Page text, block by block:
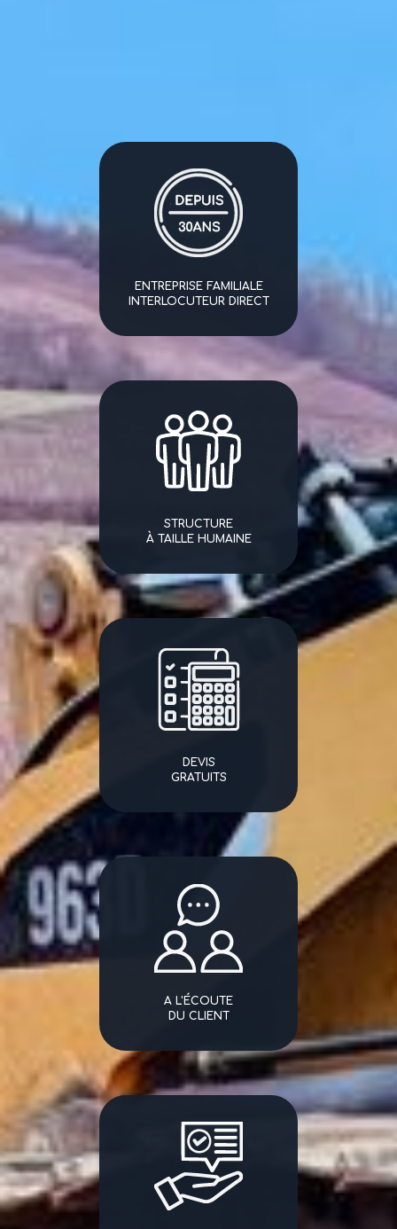
ENTREPRISE FAMILIALE
INTERLOCUTEUR DIRECT
STRUCTURE
À TAILLE HUMAINE
DEVIS
GRATUITS
A L'ÉCOUTE
DU CLIENT